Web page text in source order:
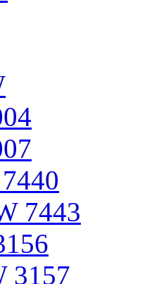
7443
3157